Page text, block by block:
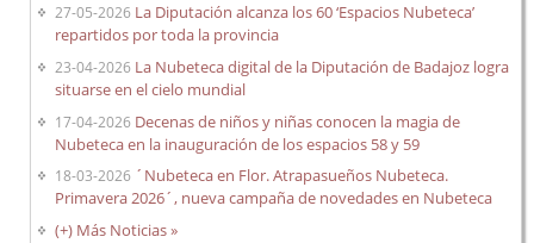
27-05-2026 La Diputación alcanza los 60 ‘Espacios Nubeteca’
repartidos por toda la provincia
23-04-2026 La Nubeteca digital de la Diputación de Badajoz logra
situarse en el cielo mundial
17-04-2026 Decenas de niños y niñas conocen la magia de
Nubeteca en la inauguración de los espacios 58 y 59
18-03-2026 ´Nubeteca en Flor. Atrapasueños Nubeteca.
Primavera 2026´, nueva campaña de novedades en Nubeteca
(+) Más Noticias »